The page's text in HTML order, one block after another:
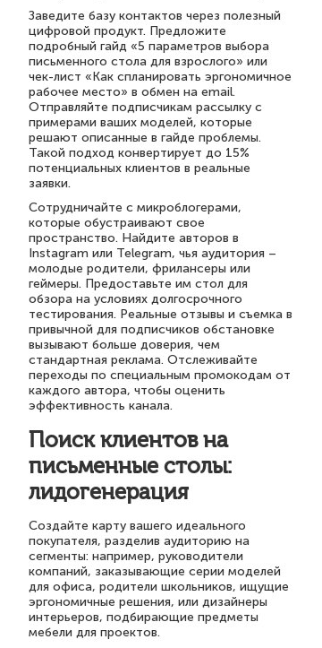
Заведите базу контактов через полезный
цифровой продукт. Предложите
подробный гайд «5 параметров выбора
письменного стола для взрослого» или
чек-лист «Как спланировать эргономичное
рабочее место» в обмен на email.
Отправляйте подписчикам рассылку с
примерами ваших моделей, которые
решают описанные в гайде проблемы.
Такой подход конвертирует до 15%
потенциальных клиентов в реальные
заявки.
Сотрудничайте с микроблогерами,
которые обустраивают свое
пространство. Найдите авторов в
Instagram или Telegram, чья аудитория –
молодые родители, фрилансеры или
геймеры. Предоставьте им стол для
обзора на условиях долгосрочного
тестирования. Реальные отзывы и съемка в
привычной для подписчиков обстановке
вызывают больше доверия, чем
стандартная реклама. Отслеживайте
переходы по специальным промокодам от
каждого автора, чтобы оценить
эффективность канала.
Поиск клиентов на
письменные столы:
лидогенерация
Создайте карту вашего идеального
покупателя, разделив аудиторию на
сегменты: например, руководители
компаний, заказывающие серии моделей
для офиса, родители школьников, ищущие
эргономичные решения, или дизайнеры
интерьеров, подбирающие предметы
мебели для проектов.